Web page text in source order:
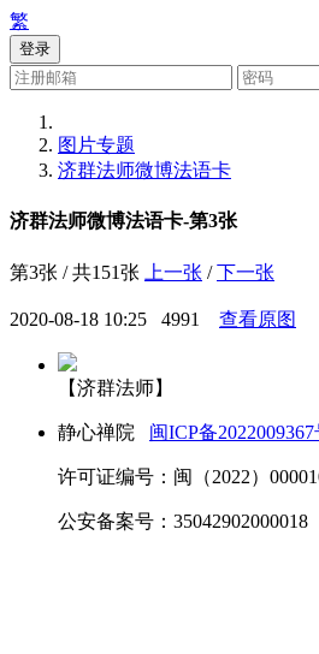
繁
登录
图片专题
济群法师微博法语卡
济群法师微博法语卡-第3张
第3张 / 共151张 上一张 /下一张
2020-08-18 10:25 4991 查看原图
【济群法师】
静心禅院 闽ICP备2022009367
许可证编号：闽（2022）
公安备案号：35042902000018